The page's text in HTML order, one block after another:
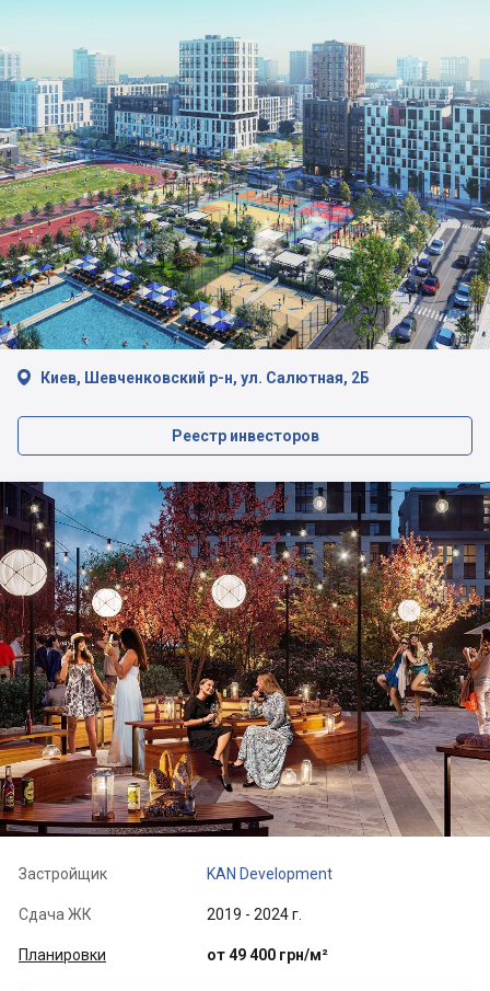
 Киев, Шевченковский р-н, ул. Салютная, 2Б
Реестр инвесторов
Застройщик KAN Development
Сдача ЖК 2019 - 2024 г.
Планировки от 49 400 грн/м²